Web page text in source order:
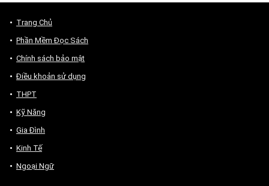
Trang Chủ
Phần Mềm Đọc Sách
Chính sách bảo mật
Điều khoản sử dụng
THPT
Kỹ Năng
Gia Đình
Kinh Tế
Ngoại Ngữ